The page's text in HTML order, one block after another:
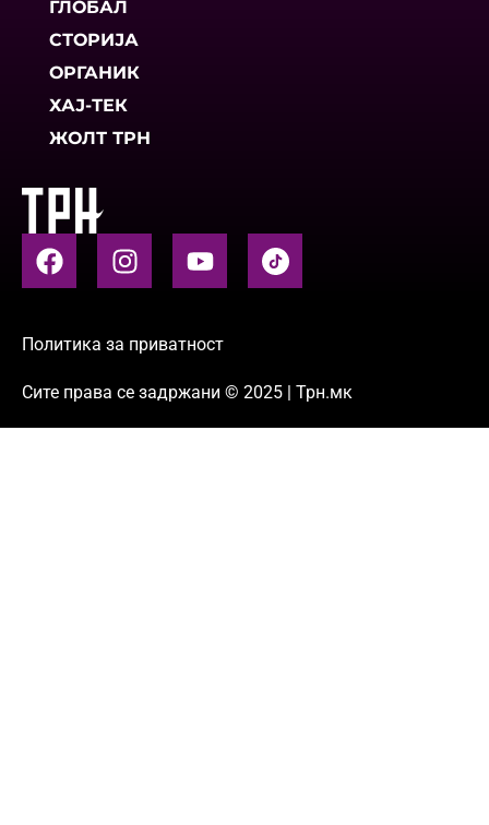
ГЛОБАЛ
СТОРИЈА
ОРГАНИК
ХАЈ-ТЕК
ЖОЛТ ТРН
Политика за приватност
Сите права се задржани © 2025 | Трн.мк